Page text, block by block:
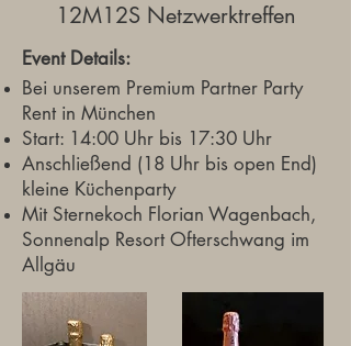
12M12S Netzwerktreffen
Event Details:
Bei unserem Premium Partner Party
Rent in München
Start: 14:00 Uhr bis 17:30 Uhr
Anschließend (18 Uhr bis open End)
kleine Küchenparty
Mit Sternekoch Florian Wagenbach,
Sonnenalp Resort Ofterschwang im
Allgäu